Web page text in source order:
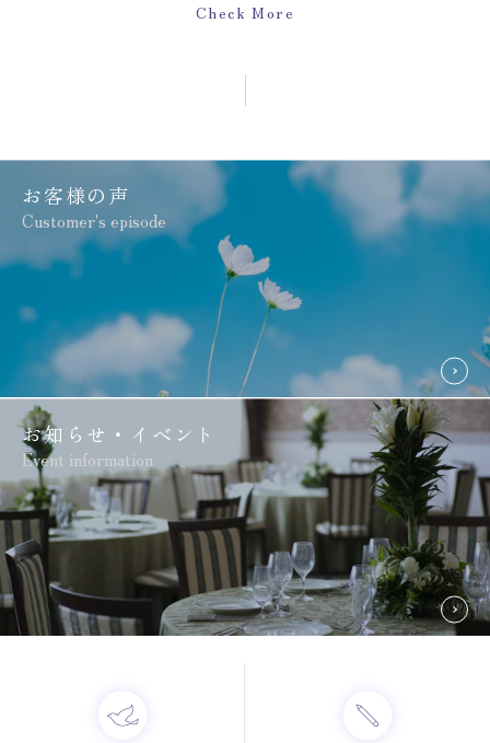
Check More
お客様の声
Customer's episode
お知らせ・イベント
Event information